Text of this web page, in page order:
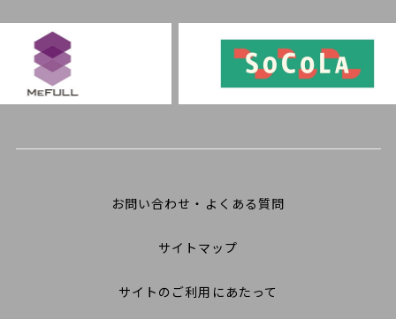
お問い合わせ・よくある質問
サイトマップ
サイトのご利用にあたって